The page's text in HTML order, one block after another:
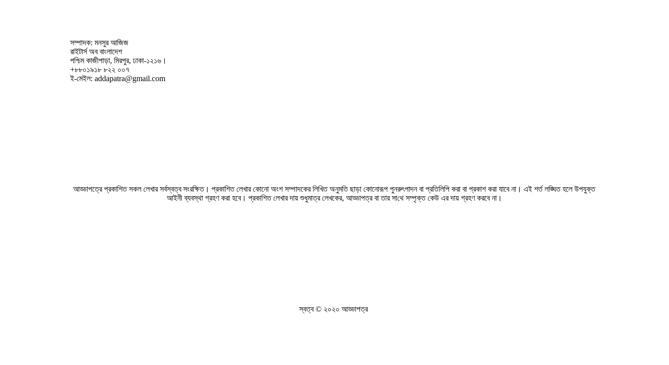
সম্পাদক: মনসুর আজিজ
রাইটার্স অব বাংলাদেশ
পশ্চিম কাজীপাড়া, মিরপুর, ঢাকা-১২১৬।
+৮৮০১৯১৮ ৮২২ ০০৭
ই-মেইল: addapatra@gmail.com
আড্ডাপত্রে প্রকাশিত সকল লেখার সর্বস্বত্ব সংরক্ষিত। প্রকাশিত লেখার কোনো অংশ সম্পাদকের লিখিত অনুমতি ছাড়া কোনোরূপ পুনরুৎপাদন বা প্রতিলিপি করা বা প্রকাশ করা যাবে না। এই শর্ত লঙ্ঘিত হলে উপযুক্ত
আইনী ব্যবস্থা গ্রহণ করা হবে। প্রকাশিত লেখার দায় শুধুমাত্র লেখকের, আড্ডাপত্র বা তার সা‌থে সম্পৃক্ত কেউ এর দায় গ্রহণ করবে না।
স্বত্ব © ২০২০ আড্ডাপত্র